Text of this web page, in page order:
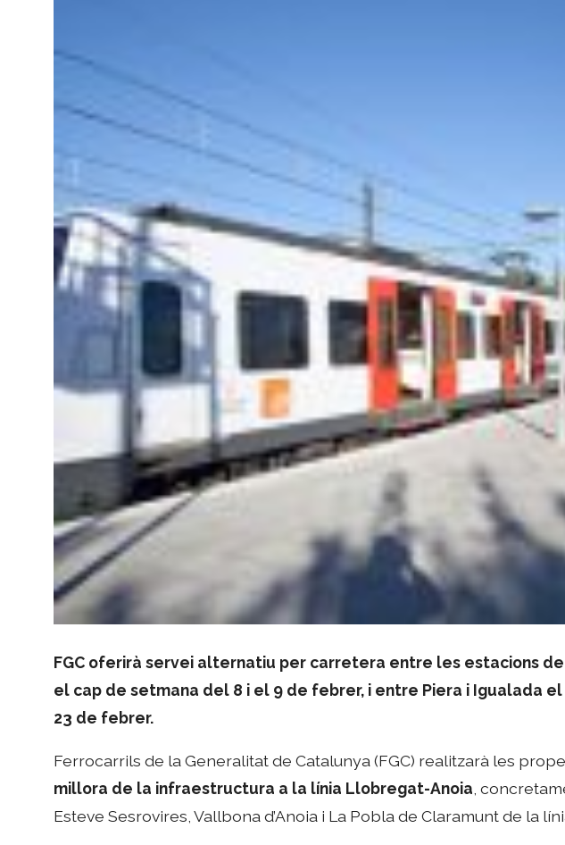
FGC oferirà servei alternatiu per carretera entre les estacions
el cap de setmana del 8 i el 9 de febrer, i entre Piera i Igualada
23 de febrer.
Ferrocarrils de la Generalitat de Catalunya (FGC) realitzarà les
millora de la infraestructura a la línia Llobregat-Anoia,
Esteve Sesrovires, Vallbona d’Anoia i La Pobla de Claramunt de la